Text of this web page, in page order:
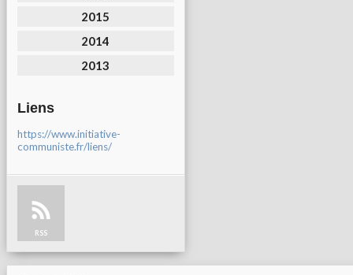
2015
2014
2013
Liens
https://www.initiative-
communiste.fr/liens/
RSS